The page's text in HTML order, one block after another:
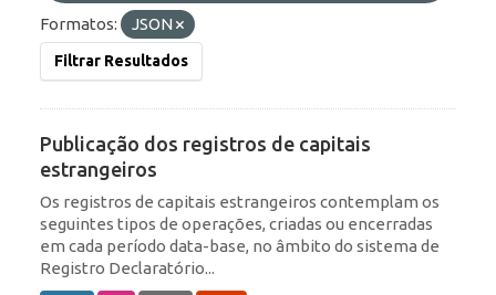
Formatos:
JSON
Filtrar Resultados
Publicação dos registros de capitais
estrangeiros
Os registros de capitais estrangeiros contemplam os
seguintes tipos de operações, criadas ou encerradas
em cada período data-base, no âmbito do sistema de
Registro Declaratório...